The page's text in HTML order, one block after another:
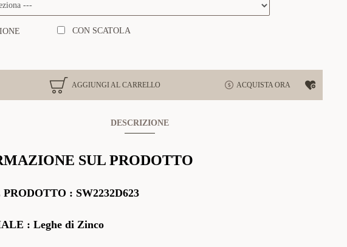
CON SCATOLA
AGGIUNGI AL CARRELLO ACQUISTA ORA
DESCRIZIONE
SUL PRODOTTO
PRODOTTO : SW2232D623
: Leghe di Zinco